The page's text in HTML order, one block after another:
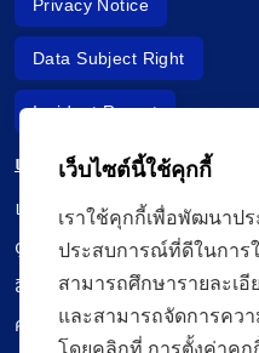
Privacy Notice
Data Subject Right
Incident Report
เมนู
เรียนออนไลน์
ดูถ่ายทอดสด
สื่อการเรียนรู้
ค้นรายการหนังสือ
เว็บไซต์นี้ใช้คุกกี้
เราใช้คุกกี้เพื่อพัฒนาป
ประสบการณ์ที่ดีในกา
สามารถศึกษารายละเ
และสามารถจัดการคว
โดยคลิกที่ การตั้งค่าคุก